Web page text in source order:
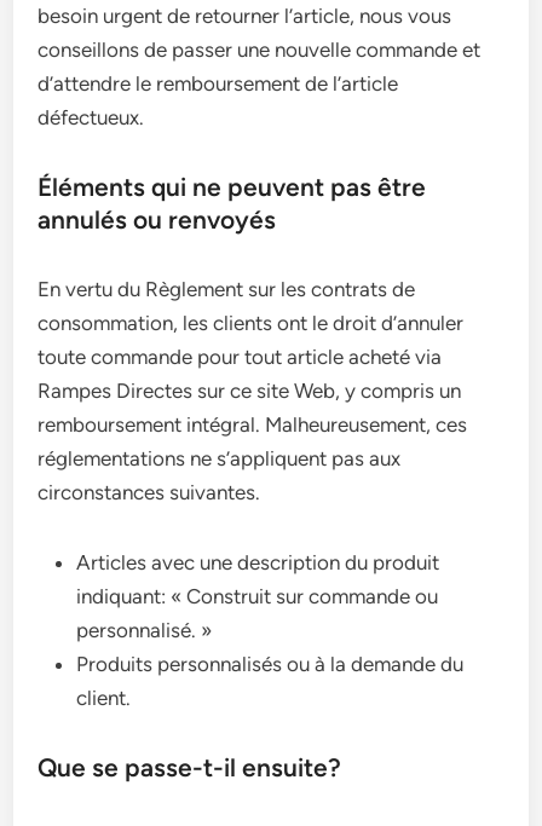
besoin urgent de retourner l’article, nous vous
conseillons de passer une nouvelle commande et
d’attendre le remboursement de l’article
défectueux.
Éléments qui ne peuvent pas être
annulés ou renvoyés
En vertu du Règlement sur les contrats de
consommation, les clients ont le droit d’annuler
toute commande pour tout article acheté via
Rampes Directes sur ce site Web, y compris un
remboursement intégral. Malheureusement, ces
réglementations ne s’appliquent pas aux
circonstances suivantes.
Articles avec une description du produit
indiquant: « Construit sur commande ou
personnalisé. »
Produits personnalisés ou à la demande du
client.
Que se passe-t-il ensuite?